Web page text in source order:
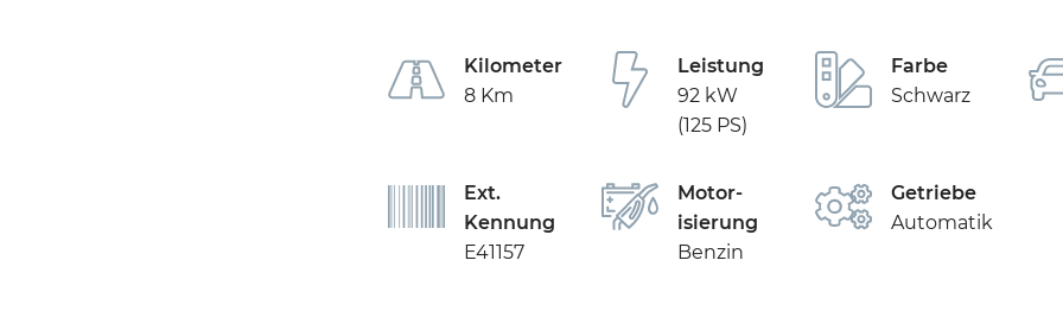
Kilometer
8 Km
Leistung
92 kW
(125 PS)
Farbe
Schwarz
Ext.
Kennung
E41157
Motor­
isierung
Benzin
Getriebe
Automatik